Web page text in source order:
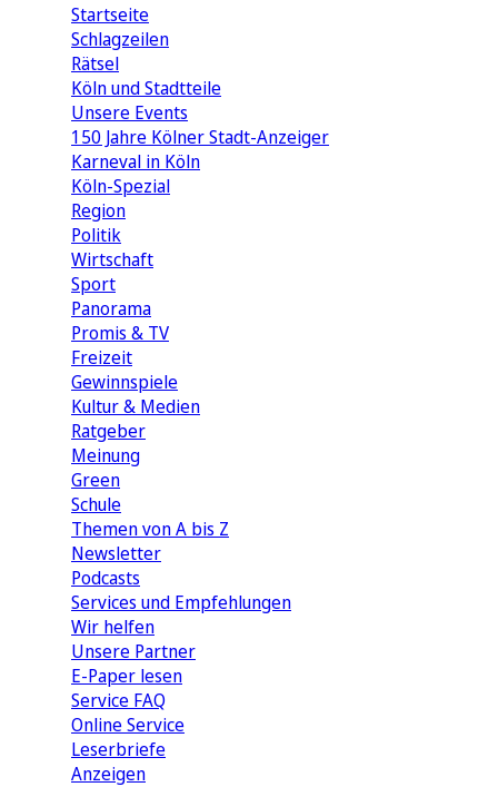
Startseite
Schlagzeilen
Rätsel
Köln und Stadtteile
Unsere Events
150 Jahre Kölner Stadt-Anzeiger
Karneval in Köln
Köln-Spezial
Region
Politik
Wirtschaft
Sport
Panorama
Promis & TV
Freizeit
Gewinnspiele
Kultur & Medien
Ratgeber
Meinung
Green
Schule
Themen von A bis Z
Newsletter
Podcasts
Services und Empfehlungen
Wir helfen
Unsere Partner
E-Paper lesen
Service FAQ
Online Service
Leserbriefe
Anzeigen